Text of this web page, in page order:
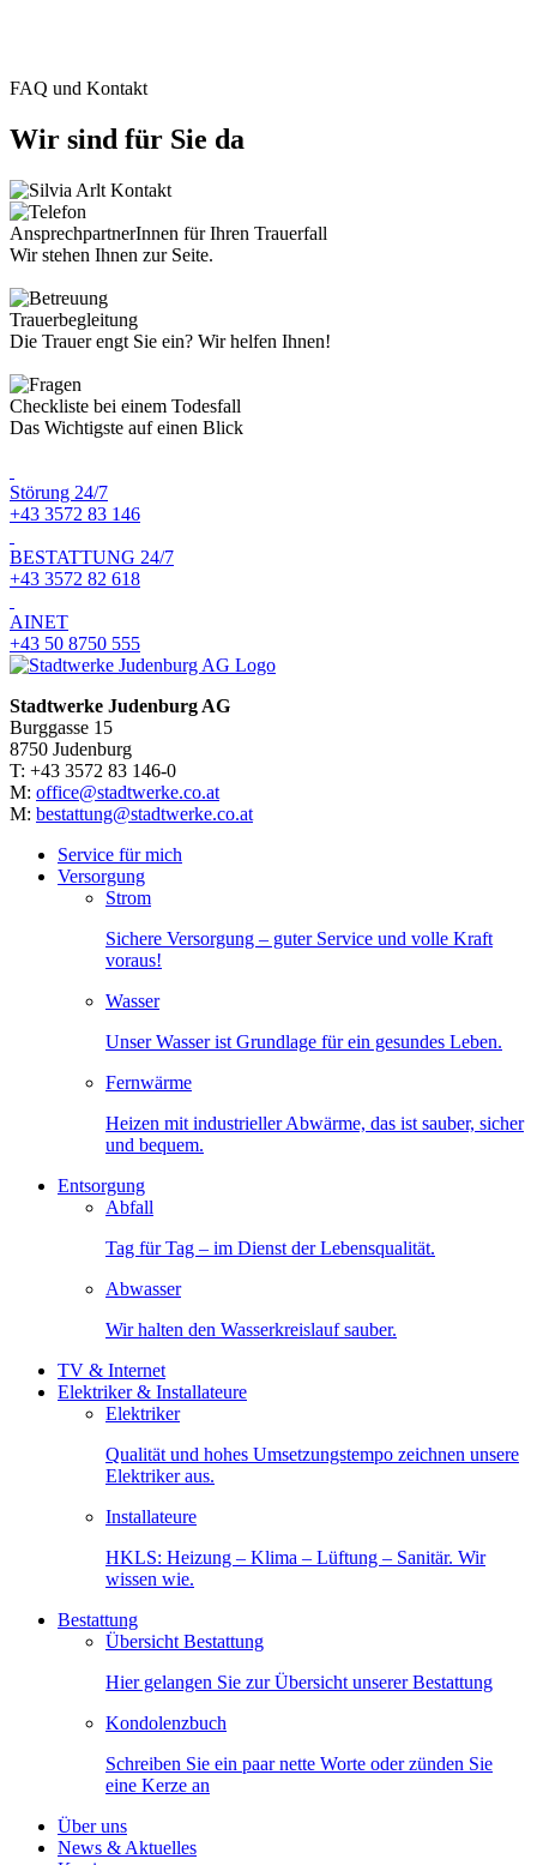
FAQ und Kontakt
Wir sind für Sie da
AnsprechpartnerInnen für Ihren Trauerfall
Wir stehen Ihnen zur Seite.
Trauerbegleitung
Die Trauer engt Sie ein? Wir helfen Ihnen!
Checkliste bei einem Todesfall
Das Wichtigste auf einen Blick
Störung 24/7
+43 3572 83 146
BESTATTUNG 24/7
+43 3572 82 618
AINET
+43 50 8750 555
Stadtwerke Judenburg AG
Burggasse 15
8750 Judenburg
T: +43 3572 83 146-0
M: office@stadtwerke.co.at
M: bestattung@stadtwerke.co.at
Service für mich
Versorgung
Strom
Sichere Versorgung – guter Service und volle Kraft
voraus!
Wasser
Unser Wasser ist Grundlage für ein gesundes Leben.
Fernwärme
Heizen mit industrieller Abwärme, das ist sauber, sicher
und bequem.
Entsorgung
Abfall
Tag für Tag – im Dienst der Lebensqualität.
Abwasser
Wir halten den Wasserkreislauf sauber.
TV & Internet
Elektriker & Installateure
Elektriker
Qualität und hohes Umsetzungstempo zeichnen unsere
Elektriker aus.
Installateure
HKLS: Heizung – Klima – Lüftung – Sanitär. Wir
wissen wie.
Bestattung
Übersicht Bestattung
Hier gelangen Sie zur Übersicht unserer Bestattung
Kondolenzbuch
Schreiben Sie ein paar nette Worte oder zünden Sie
eine Kerze an
Über uns
News & Aktuelles